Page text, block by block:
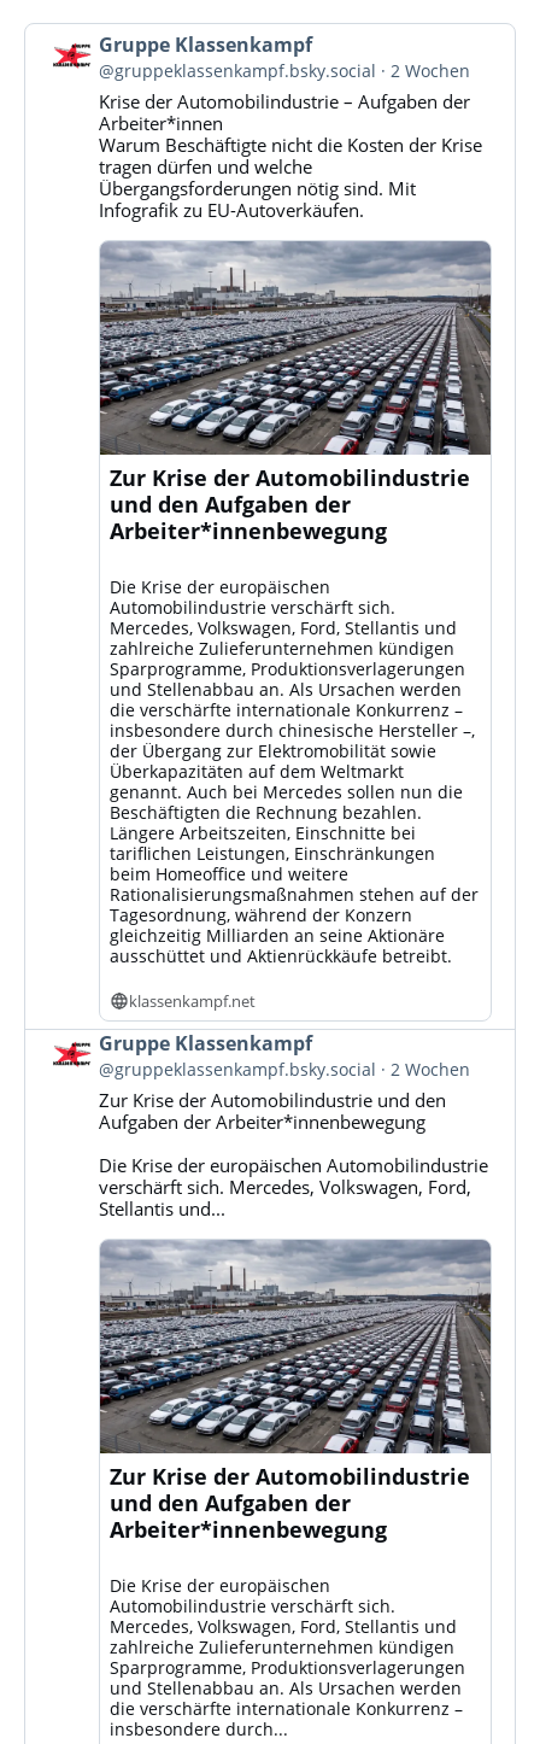
Beitrag
von
Gruppe
Klassenkampf
Bluesky
ansehen
Gruppe Klassenkampf
@gruppeklassenkampf.bsky.social 2 Wochen
Krise der Automobilindustrie – Aufgaben der
Arbeiter*innen
Warum Beschäftigte nicht die Kosten der Krise
tragen dürfen und welche
Übergangsforderungen nötig sind. Mit
Infografik zu EU-Autoverkäufen.
Zur Krise der Automobilindustrie
und den Aufgaben der
Arbeiter*innenbewegung
Die Krise der europäischen
Automobilindustrie verschärft sich.
Mercedes, Volkswagen, Ford, Stellantis und
zahlreiche Zulieferunternehmen kündigen
Sparprogramme, Produktionsverlagerungen
und Stellenabbau an. Als Ursachen werden
die verschärfte internationale Konkurrenz –
insbesondere durch chinesische Hersteller –,
der Übergang zur Elektromobilität sowie
Überkapazitäten auf dem Weltmarkt
genannt. Auch bei Mercedes sollen nun die
Beschäftigten die Rechnung bezahlen.
Längere Arbeitszeiten, Einschnitte bei
tariflichen Leistungen, Einschränkungen
beim Homeoffice und weitere
Rationalisierungsmaßnahmen stehen auf der
Tagesordnung, während der Konzern
gleichzeitig Milliarden an seine Aktionäre
ausschüttet und Aktienrückkäufe betreibt.
klassenkampf.net
Beitrag
von
Gruppe
Klassenkampf
Bluesky
ansehen
Gruppe Klassenkampf
@gruppeklassenkampf.bsky.social 2 Wochen
Zur Krise der Automobilindustrie und den
Aufgaben der Arbeiter*innenbewegung
Die Krise der europäischen Automobilindustrie
verschärft sich. Mercedes, Volkswagen, Ford,
Stellantis und...
Zur Krise der Automobilindustrie
und den Aufgaben der
Arbeiter*innenbewegung
Die Krise der europäischen
Automobilindustrie verschärft sich.
Mercedes, Volkswagen, Ford, Stellantis und
zahlreiche Zulieferunternehmen kündigen
Sparprogramme, Produktionsverlagerungen
und Stellenabbau an. Als Ursachen werden
die verschärfte internationale Konkurrenz –
insbesondere durch...